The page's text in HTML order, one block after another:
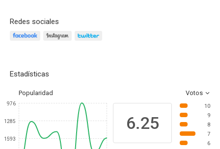
Redes sociales
Estadísticas
Popularidad Votos
976
1285
1593
6.25
10
9
8
7
6